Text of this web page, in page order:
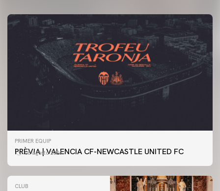
PRIMER EQUIP
PRÈVIA | VALENCIA CF-NEWCASTLE UNITED FC
08 agosto 2026
CLUB